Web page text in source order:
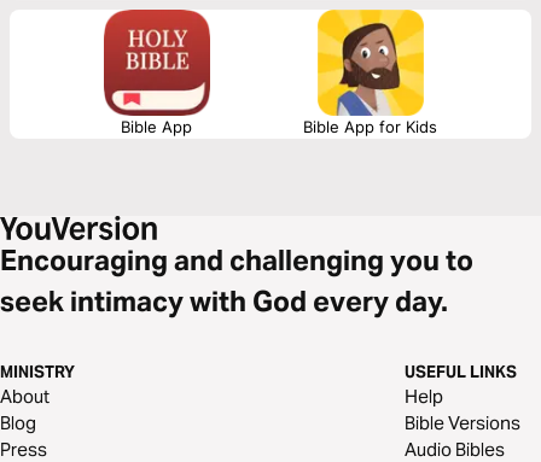
Bible App Bible App for Kids
Encouraging and challenging you to
seek intimacy with God every day.
MINISTRY
About
Blog
Press
USEFUL LINKS
Help
Bible Versions
Audio Bibles